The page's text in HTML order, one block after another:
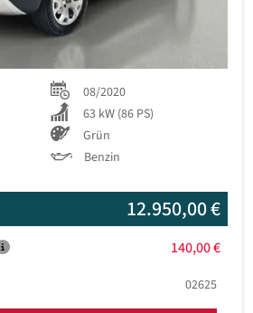
08/2020
63 kW (86 PS)
Grün
Benzin
12.950,00 €
140,00 €
02625